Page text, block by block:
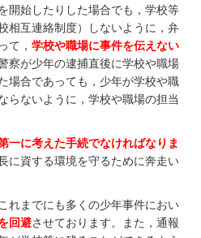
開始したりした場合でも，学校等
相互連絡制度）しないように，弁
て， 学校や職場に事件を伝えない
察が少年の逮捕直後に学校や職場
場合であっても，少年が学校や職
らないように，学校や職場の担当
一に考えた手続でなければなりま
に資する環境を守るために奔走い
れまでにも多くの少年事件におい
回避させております。また，通報